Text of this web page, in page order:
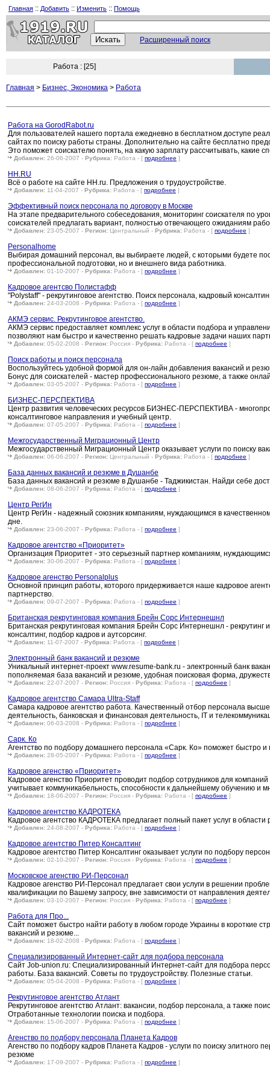
Главная :: Добавить :: Изменить :: Помощь
Расширенный поиск
Работа : [25]
Главная > Бизнес, Экономика > Работа
Работа на GorodRabot.ru
Для пользователей нашего портала ежедневно в бесплатном доступе
сайтах по поиску работы страны. Дополнительно на сайте бесплатно
Это поможет соискателю понять, на какую зарплату рассчитывать, какие
Добавлен: 26-06-2007 - Рубрика: Работа - [ подробнее ]
HH.RU
Всё о работе на сайте HH.ru. Предложения о трудоустройстве.
Добавлен: 11-04-2007 - Рубрика: Работа - [ подробнее ]
Эффективный поиск персонала по договору в Москве
На этапе предварительного собеседования, мониторинг соискателя по
соискателей предлагать вариант, полностью отвечающего ожиданиям
Добавлен: 23-05-2007 - Регион: Центральный - Рубрика: Работа - [ подробнее ]
Personalhome
Выбирая домашний персонал, вы выбираете людей, с которыми будете
профессиональной подготовки, но и внешнего вида работника.
Добавлен: 01-10-2007 - Рубрика: Работа - [ подробнее ]
Кадровое агентсво Полистафф
"Polystaff" - рекрутинговое агентство. Поиск персонала, кадровый
Добавлен: 24-03-2008 - Рубрика: Работа - [ подробнее ]
АКМЭ сервис. Рекрутинговое агентство.
АКМЭ сервис предоставляет комплекс услуг в области подбора и
позволяют нам быстро и качественно решать кадровые задачи наших
Добавлен: 05-02-2008 - Регион: Россия - Рубрика: Работа - [ подробнее ]
Поиск работы и поиск персонала
Воспользуйтесь удобной формой для он-лайн добавления вакансий и
Бонус для соискателей - мастер профессионального резюме, а также
Добавлен: 03-05-2007 - Рубрика: Работа - [ подробнее ]
БИЗНЕС-ПЕРСПЕКТИВА
Центр развития человеческих ресурсов БИЗНЕС-ПЕРСПЕКТИВА -
консалтинговое направления и учебный центр.
Добавлен: 07-05-2007 - Рубрика: Работа - [ подробнее ]
Межгосударственный Миграционный Центр
Межгосударственный Миграционный Центр оказывает услуги по поиску
Добавлен: 06-06-2007 - Регион: Центральный - Рубрика: Работа - [ подробнее ]
База данных вакансий и резюме в Душанбе
База данных вакансий и резюме в Душанбе - Таджикистан. Найди себе
Добавлен: 08-06-2007 - Рубрика: Работа - [ подробнее ]
Центр РегИн
Центр РегИн - надежный союзник компаниям, нуждающимся в
дне.
Добавлен: 23-06-2007 - Рубрика: Работа - [ подробнее ]
Кадровое агентство «Приоритет»
Организация Приоритет - это серьезный партнер компаниям,
Добавлен: 30-06-2007 - Рубрика: Работа - [ подробнее ]
Кадровое агенство Personalplus
Основной принцип работы, которого придерживается наше кадровое
партнерство.
Добавлен: 09-07-2007 - Рубрика: Работа - [ подробнее ]
Британская рекрутинговая компания Брейн Сорс Интернешнл
Британская рекрутинговая компания Брейн Сорс Интернешнл -
консалтинг, подбор кадров и аутсорсинг.
Добавлен: 11-07-2007 - Рубрика: Работа - [ подробнее ]
Электронный банк вакансий и резюме
Уникальный интернет-проект www.resume-bank.ru - электронный банк
пополняемая база вакансий и резюме, удобная поисковая форма,
Добавлен: 22-07-2007 - Регион: Россия - Рубрика: Работа - [ подробнее ]
Кадровое агентство Самара Ultra-Staff
Самара кадровое агентство работа. Качественный отбор персонала
деятельность, банковская и финансовая деятельность, IT и
Добавлен: 06-03-2008 - Рубрика: Работа - [ подробнее ]
Сарк. Ко
Агентство по подбору домашнего персонала «Сарк. Ко» поможет быстро
Добавлен: 28-05-2007 - Рубрика: Работа - [ подробнее ]
Кадровое агенство «Приоритет»
Кадровое агенство Приоритет проводит подбор сотрудников для
учитывает коммуникабельность, способности к дальнейшему обучению и
Добавлен: 18-06-2007 - Регион: Россия - Рубрика: Работа - [ подробнее ]
Кадровое агентство КАДРОТЕКА
Кадровое агентство КАДРОТЕКА предлагает полный пакет услуг в области
Добавлен: 24-08-2007 - Рубрика: Работа - [ подробнее ]
Кадровое агентство Питер Консалтинг
Кадровое агентство Питер Консалтинг оказывает услуги по подбору
Добавлен: 02-10-2007 - Регион: Россия - Рубрика: Работа - [ подробнее ]
Московское агенство РИ-Персонал
Кадровое агенство РИ-Персонал предлагает свои услуги в решении
квалификации по Вашему запросу, вне зависимости от направления
Добавлен: 03-10-2007 - Регион: Россия - Рубрика: Работа - [ подробнее ]
Работа для Про...
Сайт поможет быстро найти работу в любом городе Украины в короткие
вакансий и резюме...
Добавлен: 18-02-2008 - Рубрика: Работа - [ подробнее ]
Специализированный Интернет-сайт для подбора персонала
Cайт Job-union.ru: Специализированный Интернет-сайт для подбора
работы. База вакансий. Советы по трудоустройству. Полезные статьи.
Добавлен: 05-04-2008 - Рубрика: Работа - [ подробнее ]
Рекрутинговое агентство Атлант
Рекрутинговое агентство Атлант: вакансии, подбор персонала, а также
Отработанные технологии поиска и подбора.
Добавлен: 15-06-2007 - Рубрика: Работа - [ подробнее ]
Агенство по подбору персонала Планета Кадров
Агенство по подбору кадров Планета Кадров - услуги по поиску
резюме
Добавлен: 17-09-2007 - Рубрика: Работа - [ подробнее ]